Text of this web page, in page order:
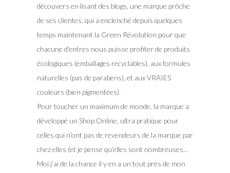
découvers en lisant des blogs, une marque prôche
de ses clientes, qui a enclenché depuis quelques
temps maintenant la Green Révolution pour que
chacune d’entres nous puisse profiter de produits
écologiques (emballages recyclables), aux formules
naturelles (pas de parabens), et aux VRAIES
couleurs (bien pigmentées).
Pour toucher un maximum de monde, la marque a
développé un Shop Online, ultra pratique pour
celles qui n’ont pas de revendeurs de la marque par
chez elles (et je pense qu’elles sont nombreuses…
Moi j’ai de la chance il y en a un tout près de mon